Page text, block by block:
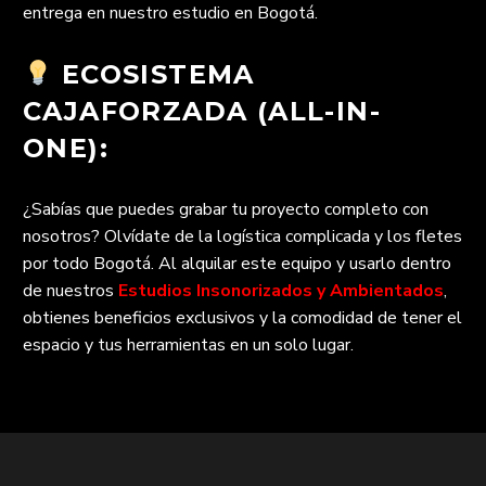
entrega en nuestro estudio en Bogotá.
ECOSISTEMA
CAJAFORZADA (ALL-IN-
ONE):
¿Sabías que puedes grabar tu proyecto completo con
nosotros? Olvídate de la logística complicada y los fletes
por todo Bogotá. Al alquilar este equipo y usarlo dentro
de nuestros Estudios Insonorizados y Ambientados,
obtienes beneficios exclusivos y la comodidad de tener el
espacio y tus herramientas en un solo lugar.